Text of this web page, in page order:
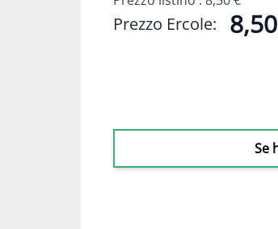
Prezzo Ercole:
Se